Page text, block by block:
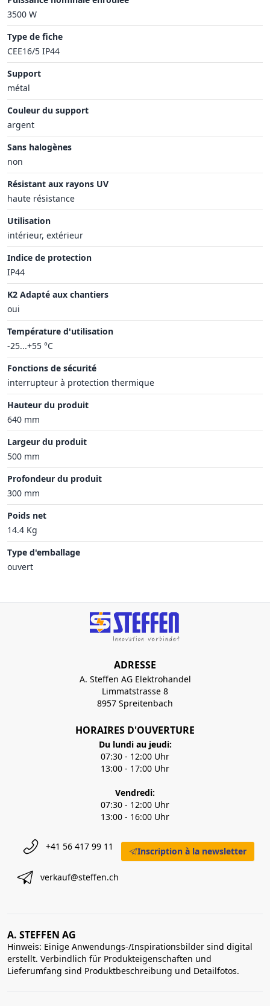
3500 W
Type de fiche
CEE16/5 IP44
Support
métal
Couleur du support
argent
Sans halogènes
non
Résistant aux rayons UV
haute résistance
Utilisation
intérieur, extérieur
Indice de protection
IP44
K2 Adapté aux chantiers
oui
Température d'utilisation
-25...+55 °C
Fonctions de sécurité
interrupteur à protection thermique
Hauteur du produit
640 mm
Largeur du produit
500 mm
Profondeur du produit
300 mm
Poids net
14.4 Kg
Type d'emballage
ouvert
ADRESSE
A. Steffen AG Elektrohandel
Limmatstrasse 8
8957 Spreitenbach
HORAIRES D'OUVERTURE
Du lundi au jeudi:
07:30 - 12:00 Uhr
13:00 - 17:00 Uhr
Vendredi:
07:30 - 12:00 Uhr
13:00 - 16:00 Uhr
+41 56 417 99 11
verkauf@steffen.ch
Inscription à la newsletter
A. STEFFEN AG
Hinweis: Einige Anwendungs-/Inspirationsbilder sind digital
erstellt. Verbindlich für Produkteigenschaften und
Lieferumfang sind Produktbeschreibung und Detailfotos.